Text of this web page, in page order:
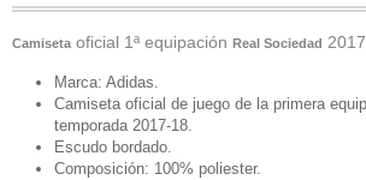
Camiseta oficial 1ª equipación Real Sociedad
Marca: Adidas.
Camiseta oficial de juego de la primera
temporada 2017-18.
Escudo bordado.
Composición: 100% poliester.